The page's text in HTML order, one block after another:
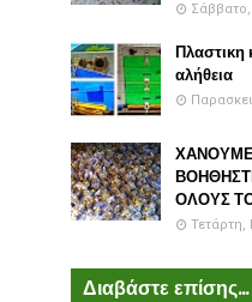
αλήθεια
ΧΑΝΟΥΜΕ
ΟΛΟΥΣ
Τετάρτη,
Διαβάστε επίσης...